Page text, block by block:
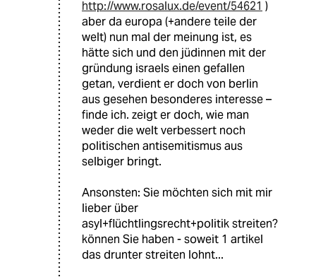
http://www.rosalux.de/event/54621 )
aber da europa (+andere teile der
welt) nun mal der meinung ist, es
hätte sich und den jüdinnen mit der
gründung israels einen gefallen
getan, verdient er doch von berlin
aus gesehen besonderes interesse –
finde ich. zeigt er doch, wie man
weder die welt verbessert noch
politischen antisemitismus aus
selbiger bringt.
Ansonsten: Sie möchten sich mit mir
lieber über
asyl+flüchtlingsrecht+politik streiten?
können Sie haben - soweit 1 artikel
das drunter streiten lohnt...